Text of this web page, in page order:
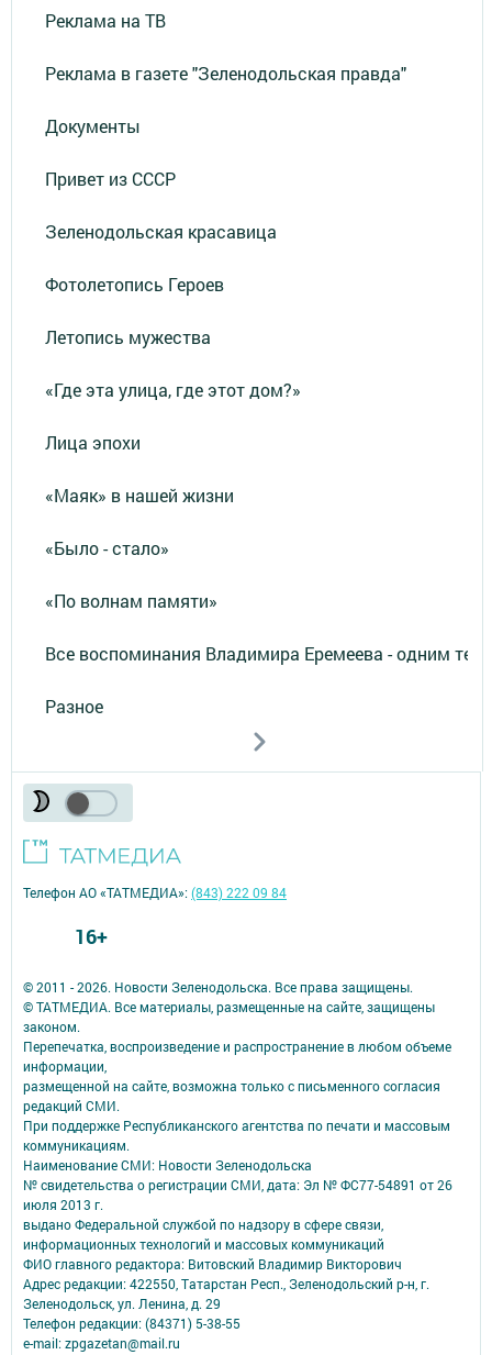
Реклама на ТВ
Реклама в газете "Зеленодольская правда"
Документы
Привет из СССР
Зеленодольская красавица
Фотолетопись Героев
Летопись мужества
«Где эта улица, где этот дом?»
Лица эпохи
«Маяк» в нашей жизни
«Было - стало»
«По волнам памяти»
Все воспоминания Владимира Еремеева - одним
Разное
© 2011 - 2026. Новости Зеленодольска. Все права защищены.
© ТАТМЕДИА. Все материалы, размещенные на сайте, защищены
законом.
Перепечатка, воспроизведение и распространение в любом объеме
информации,
размещенной на сайте, возможна только с письменного согласия
редакций СМИ.
При поддержке Республиканского агентства по печати и массовым
коммуникациям.
Наименование СМИ: Новости Зеленодольска
№ свидетельства о регистрации СМИ, дата: Эл № ФС77-54891 от 26
июля 2013 г.
выдано Федеральной службой по надзору в сфере связи,
информационных технологий и массовых коммуникаций
ФИО главного редактора: Витовский Владимир Викторович
Адрес редакции: 422550, Татарстан Респ., Зеленодольский р-н, г.
Зеленодольск, ул. Ленина, д. 29
Телефон редакции: (84371) 5-38-55
e-mail: zpgazetan@mail.ru
Телефон АО «ТАТМЕДИА»:(843) 222 09 84
16+